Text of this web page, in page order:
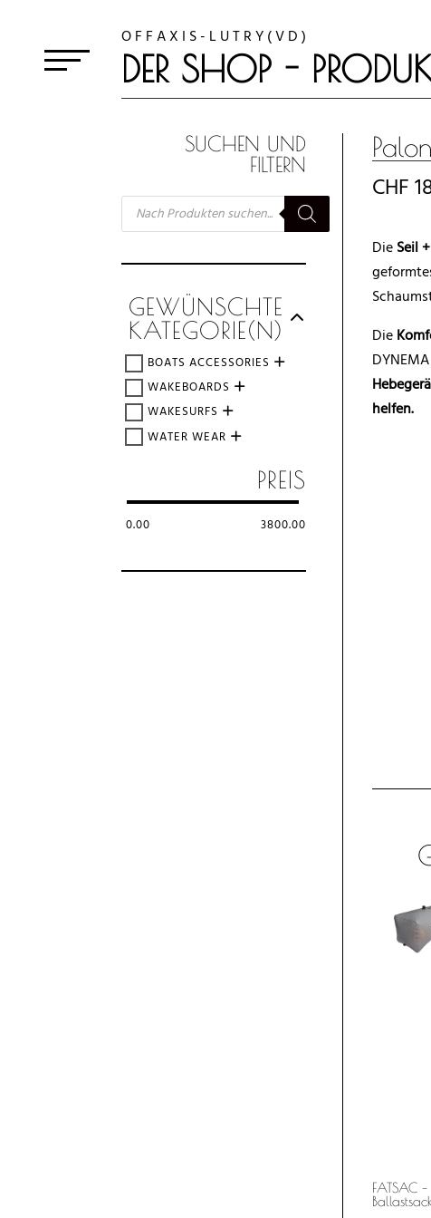
O F F A X I S - L U T R Y ( V D )
DER SHOP -
SUCHEN UND
FILTERN
SUCHE
NACH
GEWÜNSCHTE
KATEGORIE(N)
BOATS ACCESSORIES
WAKEBOARDS
WAKESURFS
WATER WEAR
PREIS
0.00 3800.00
CHF
Die Seil
Die
helfen.
FATSAC –
Ballastsack